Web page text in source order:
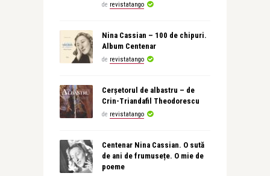
de revistatango
Nina Cassian – 100 de chipuri.
Album Centenar
de revistatango
Cerșetorul de albastru – de
Crin-Triandafil Theodorescu
de revistatango
Centenar Nina Cassian. O sută
de ani de frumusețe. O mie de
poeme